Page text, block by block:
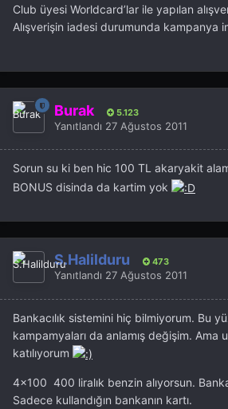
Club üyesi Worldcard’lar ile yapılan
Alışverişin iadesi durumunda kampanya
Burak 5.123
Yanıtlandı 27 Ağustos 2011
Sorun su ki ben hic 100 TL akaryakit
BONUS disinda da kartim yok
S.Halilduru 473
Yanıtlandı 27 Ağustos 2011
Bankacılık sistemini hiç bilmiyorum. Bu
kampamyaları da anlamış değişim. Ama
katılıyorum
4x100 400 liralık benzin alıyorsun.
Sadece kullandığın bankanın kartı.